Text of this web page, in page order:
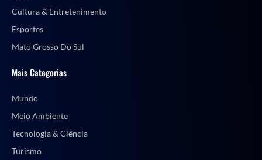
Cultura & Entretenimento
Esportes
Mato Grosso Do Sul
Mais Categorias
Mundo
Meio Ambiente
Tecnologia & Ciência
Turismo